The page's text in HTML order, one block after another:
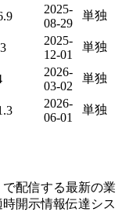
2025-
08-29
単独
2025-
12-01
単独
2026-
03-02
単独
2026-
06-01
単独
で配信する最新の業
開示情報伝達シス